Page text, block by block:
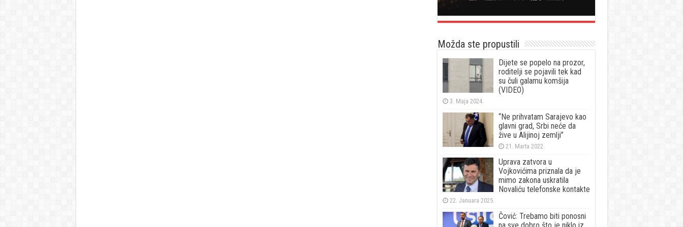
Možda ste propustili
Dijete se popelo na prozor,
roditelji se pojavili tek kad
su čuli galamu komšija
(VIDEO)
3. Maja 2024.
“Ne prihvatam Sarajevo kao
glavni grad, Srbi neće da
žive u Alijinoj zemlji”
21. Marta 2022.
Uprava zatvora u
Vojkovićima priznala da je
mimo zakona uskratila
Novaliću telefonske kontakte
22. Januara 2025.
Čović: Trebamo biti ponosni
na sve dobro što je niklo iz